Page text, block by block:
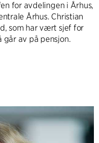
for avdelingen i Århus,
Århus. Christian
som har vært sjef for
går av på pensjon.